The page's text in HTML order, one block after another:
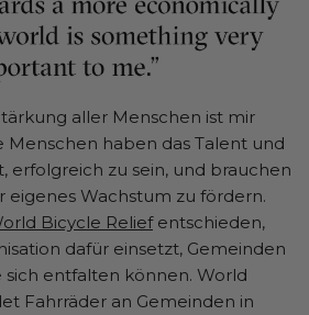
aller Menschen ist mir
Menschen haben das Talent und
erfolgreich zu sein, und brauchen
eigenes Wachstum zu fördern.
Bicycle Reliefentschieden,
dafür einsetzt, Gemeinden
sich entfalten können. World
Fahrräder an Gemeinden in